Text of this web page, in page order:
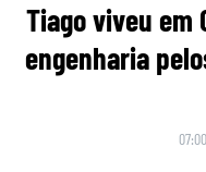
Tiago viveu em
engenharia